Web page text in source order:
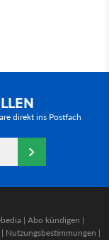
direkt ins Postfach
| Abo kündigen |
| Nutzungsbestimmungen |